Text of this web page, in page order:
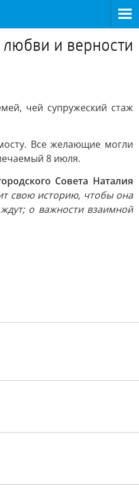
и верности
чей супружеский стаж
Все желающие могли
8 июля.
Совета Наталия
свою историю, чтобы она
о важности взаимной